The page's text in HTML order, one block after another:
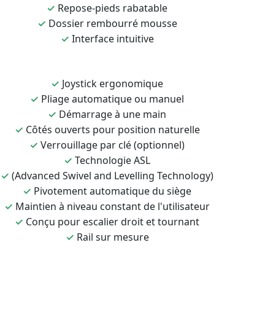
✓ Repose-pieds rabatable
✓ Dossier rembourré mousse
✓ Interface intuitive
✓ Joystick ergonomique
✓ Pliage automatique ou manuel
✓ Démarrage à une main
✓ Côtés ouverts pour position naturelle
✓ Verrouillage par clé (optionnel)
✓ Technologie ASL
✓ (Advanced Swivel and Levelling Technology)
✓ Pivotement automatique du siège
✓ Maintien à niveau constant de l'utilisateur
✓ Conçu pour escalier droit et tournant
✓ Rail sur mesure